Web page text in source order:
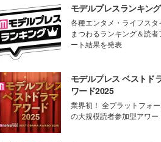
モデルプレスランキング
各種エンタメ・ライフスタ
まつわるランキング＆読者
ート結果を発表
モデルプレス ベストド
ワード2025
業界初！ 全プラットフォ
の大規模読者参加型アワー